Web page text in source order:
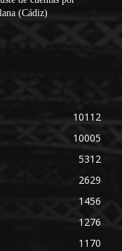
(Cádiz)
10112
10005
5312
2629
1456
1276
1170